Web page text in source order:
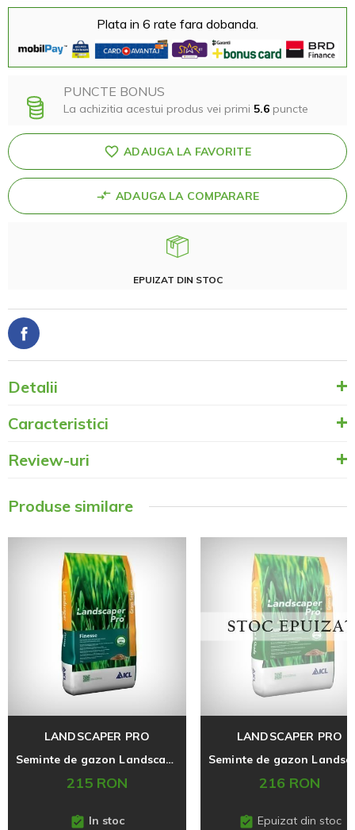
Plata in 6 rate fara dobanda.
PUNCTE BONUS
La achizitia acestui produs vei primi 5.6 puncte
ADAUGA LA FAVORITE
ADAUGA LA COMPARARE
EPUIZAT DIN STOC
Detalii
Caracteristici
Review-uri
Produse similare
LANDSCAPER PRO
Seminte de gazon Landscaper Pro Finesse, 5 kg
215 RON
In stoc
LANDSCAPER PRO
216 RON
Epuizat din stoc